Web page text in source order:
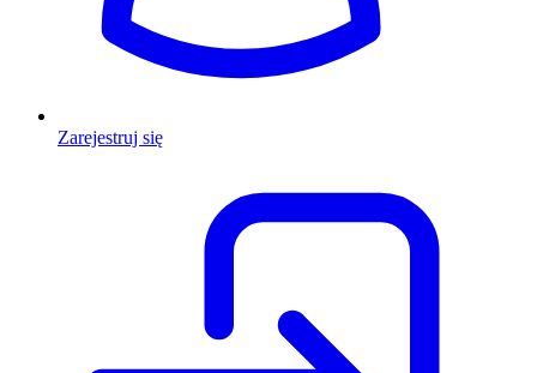
Zarejestruj się